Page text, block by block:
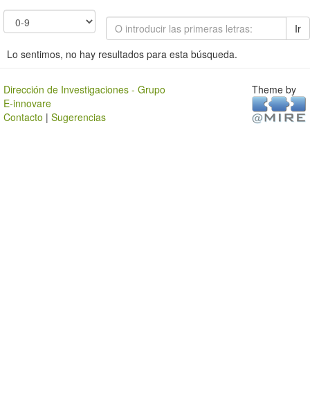
Ir
Lo sentimos, no hay resultados para esta búsqueda.
Dirección de Investigaciones - Grupo
E-innovare
Contacto | Sugerencias
Theme by